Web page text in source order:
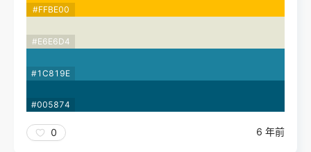
#FFBE00
#E6E6D4
#1C819E
#005874
0 6 年前